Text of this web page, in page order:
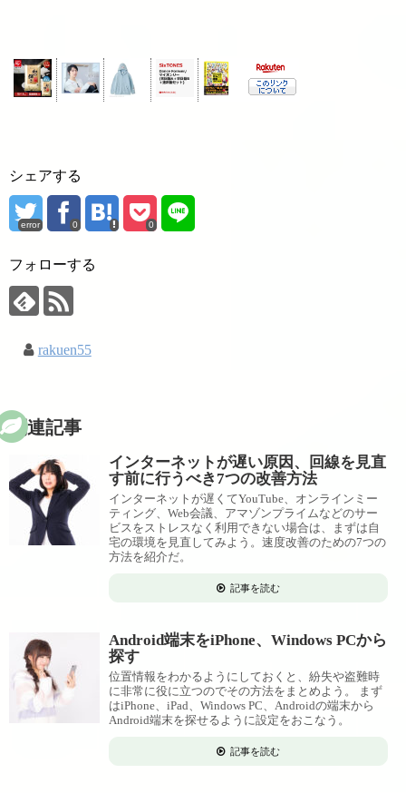
シェアする
error 0 0
フォローする
rakuen55
関連記事
インターネットが遅い原因、回線を見直
す前に行うべき7つの改善方法
インターネットが遅くてYouTube、オンラインミー
ティング、Web会議、アマゾンプライムなどのサー
ビスをストレスなく利用できない場合は、まずは自
宅の環境を見直してみよう。速度改善のための7つの
方法を紹介だ。
記事を読む
Android端末をiPhone、Windows PCから
探す
位置情報をわかるようにしておくと、紛失や盗難時
に非常に役に立つのでその方法をまとめよう。 まず
はiPhone、iPad、Windows PC、Androidの端末から
Android端末を探せるように設定をおこなう。
記事を読む